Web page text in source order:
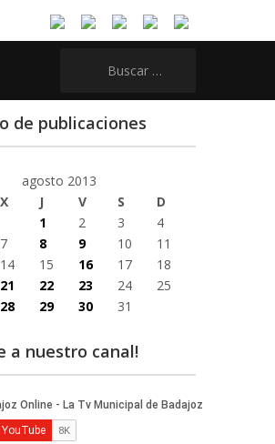
de publicaciones
agosto 2013
X J V S
D
1
2 3
4
7 8 9 10
11
14 15 16 17
18
21 22 23 24
25
28 29 30
31
a nuestro canal!